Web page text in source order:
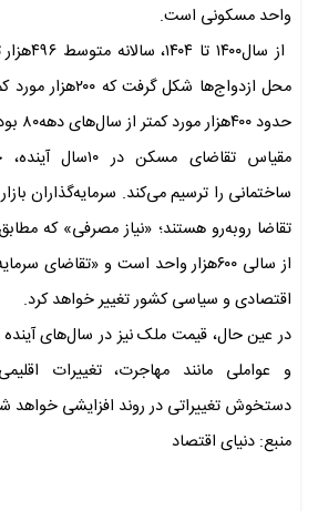
واحد مسکونی است.
از
حدود ۴۰۰هزار مورد کمتر از سال‌های دهه۸۰ بوده است.
مقیاس تقاضای مسکن
ساختمانی را ترسیم می‌کند. سرمایه‌گذاران
تقاضا روبه‌رو هستند؛ «نیاز مصرفی» که
از سالی ۶۰۰هزار واحد است و
اقتصادی و سیاسی کشور تغییر خواهد کرد.
در عین حال، قیمت ملک نیز در سال‌های آینده
و عواملی مانند مهاجرت، تغییرات
دستخوش تغییراتی در روند افزایشی خواهد
منبع: دنیای اقتصاد